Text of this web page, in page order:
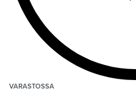
VARASTOSSA